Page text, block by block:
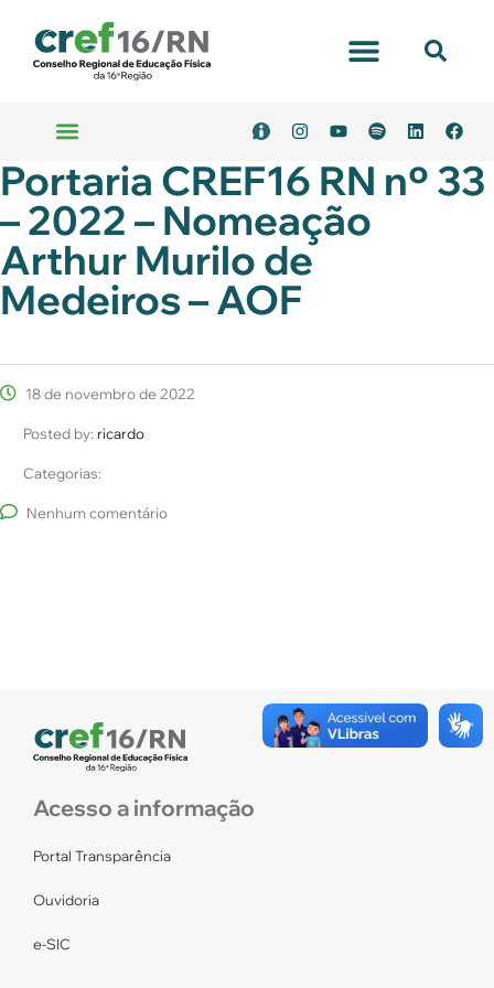
Portaria CREF16 RN nº 33
– 2022 – Nomeação
Arthur Murilo de
Medeiros – AOF
18 de novembro de 2022
Posted by: ricardo
Categorias:
Nenhum comentário
Acesso a informação
Portal Transparência
Ouvidoria
e-SIC